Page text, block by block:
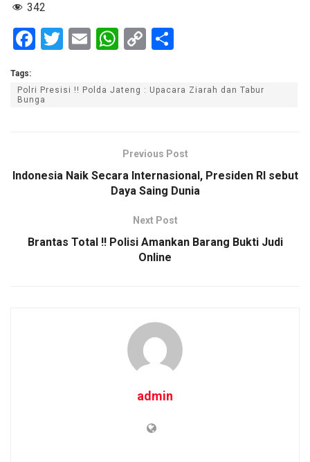
342
F
ce
b
k
T
tt
E
ail
W
at
p
p
C
py
k
ar
Tags:
Polri Presisi !! Polda Jateng : Upacara Ziarah dan Tabur
Bunga
Previous Post
Indonesia Naik Secara Internasional, Presiden RI sebut
Daya Saing Dunia
Next Post
Brantas Total !! Polisi Amankan Barang Bukti Judi
Online
admin